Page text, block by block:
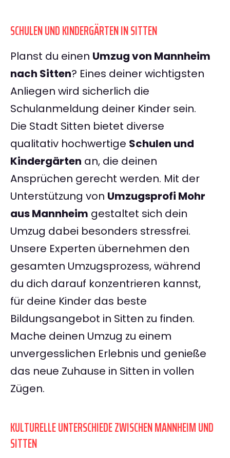
SCHULEN UND KINDERGÄRTEN IN SITTEN
Planst du einen Umzug von Mannheim
nach Sitten? Eines deiner wichtigsten
Anliegen wird sicherlich die
Schulanmeldung deiner Kinder sein.
Die Stadt Sitten bietet diverse
qualitativ hochwertige Schulen und
Kindergärten an, die deinen
Ansprüchen gerecht werden. Mit der
Unterstützung von Umzugsprofi Mohr
aus Mannheim gestaltet sich dein
Umzug dabei besonders stressfrei.
Unsere Experten übernehmen den
gesamten Umzugsprozess, während
du dich darauf konzentrieren kannst,
für deine Kinder das beste
Bildungsangebot in Sitten zu finden.
Mache deinen Umzug zu einem
unvergesslichen Erlebnis und genieße
das neue Zuhause in Sitten in vollen
Zügen.
KULTURELLE UNTERSCHIEDE ZWISCHEN MANNHEIM UND
SITTEN